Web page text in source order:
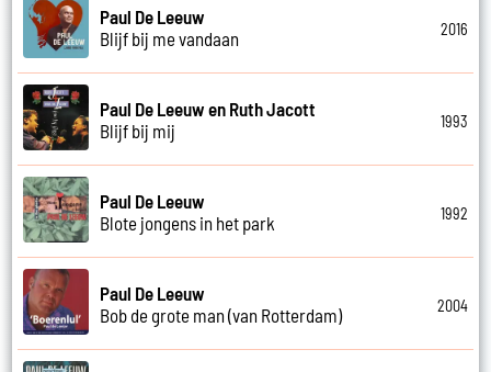
Paul De Leeuw
Blijf bij me vandaan
2016
Paul De Leeuw en Ruth Jacott
Blijf bij mij
1993
Paul De Leeuw
Blote jongens in het park
1992
Paul De Leeuw
Bob de grote man (van Rotterdam)
2004